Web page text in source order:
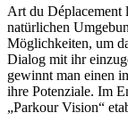
Art du Déplacement
natürlichen
Möglichkeiten, um
Dialog mit ihr
gewinnt man einen
ihre Potenziale. Im
„Parkour Vision“